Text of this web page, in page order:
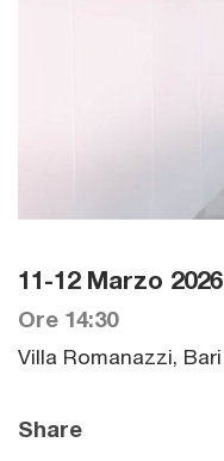
11-12 Marzo 2026
Ore 14:30
Villa Romanazzi, Bari
Share